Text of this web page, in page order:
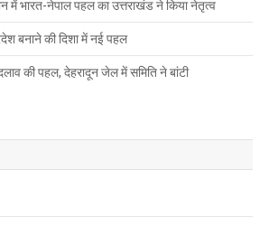
भारत-नेपाल पहल का उत्तराखंड ने किया नेतृत्व
बनाने की दिशा में नई पहल
की पहल, देहरादून जेल में समिति ने बांटी